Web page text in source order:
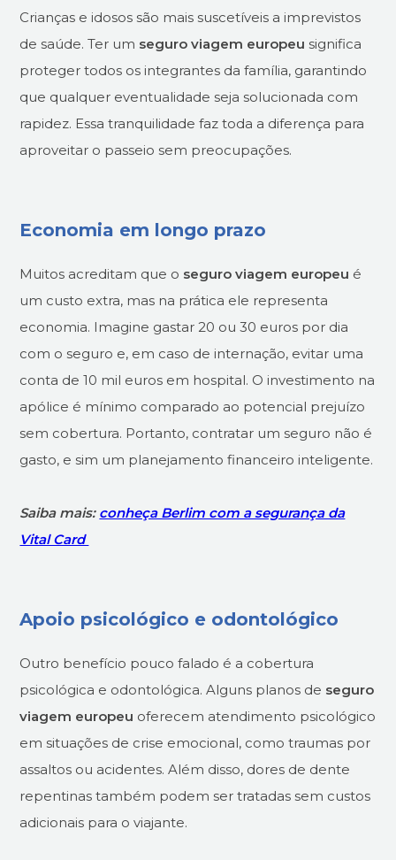
Crianças e idosos são mais suscetíveis a imprevistos
de saúde. Ter um seguro viagem europeu significa
proteger todos os integrantes da família, garantindo
que qualquer eventualidade seja solucionada com
rapidez. Essa tranquilidade faz toda a diferença para
aproveitar o passeio sem preocupações.
Economia em longo prazo
Muitos acreditam que o seguro viagem europeu é
um custo extra, mas na prática ele representa
economia. Imagine gastar 20 ou 30 euros por dia
com o seguro e, em caso de internação, evitar uma
conta de 10 mil euros em hospital. O investimento na
apólice é mínimo comparado ao potencial prejuízo
sem cobertura. Portanto, contratar um seguro não é
gasto, e sim um planejamento financeiro inteligente.
Saiba mais: conheça Berlim com a segurança da
Vital Card
Apoio psicológico e odontológico
Outro benefício pouco falado é a cobertura
psicológica e odontológica. Alguns planos de seguro
viagem europeu oferecem atendimento psicológico
em situações de crise emocional, como traumas por
assaltos ou acidentes. Além disso, dores de dente
repentinas também podem ser tratadas sem custos
adicionais para o viajante.